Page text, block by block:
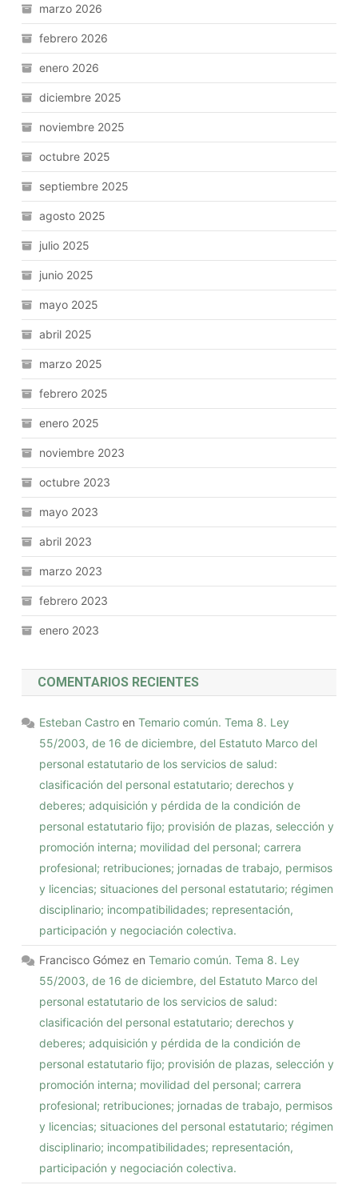
marzo 2026
febrero 2026
enero 2026
diciembre 2025
noviembre 2025
octubre 2025
septiembre 2025
agosto 2025
julio 2025
junio 2025
mayo 2025
abril 2025
marzo 2025
febrero 2025
enero 2025
noviembre 2023
octubre 2023
mayo 2023
abril 2023
marzo 2023
febrero 2023
enero 2023
COMENTARIOS RECIENTES
Esteban Castro enTemario común. Tema 8. Ley
55/2003, de 16 de diciembre, del Estatuto Marco del
personal estatutario de los servicios de salud:
clasificación del personal estatutario; derechos y
deberes; adquisición y pérdida de la condición de
personal estatutario fijo; provisión de plazas, selección y
promoción interna; movilidad del personal; carrera
profesional; retribuciones; jornadas de trabajo, permisos
y licencias; situaciones del personal estatutario; régimen
disciplinario; incompatibilidades; representación,
participación y negociación colectiva.
Francisco Gómez enTemario común. Tema 8. Ley
55/2003, de 16 de diciembre, del Estatuto Marco del
personal estatutario de los servicios de salud:
clasificación del personal estatutario; derechos y
deberes; adquisición y pérdida de la condición de
personal estatutario fijo; provisión de plazas, selección y
promoción interna; movilidad del personal; carrera
profesional; retribuciones; jornadas de trabajo, permisos
y licencias; situaciones del personal estatutario; régimen
disciplinario; incompatibilidades; representación,
participación y negociación colectiva.